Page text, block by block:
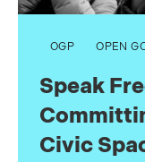
OGP OPEN
Speak
Civic